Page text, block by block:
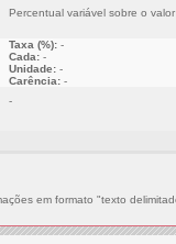
Percentual variável sobre o
Taxa (%):-
Cada:-
Unidade:-
Carência:-
-
em formato "texto